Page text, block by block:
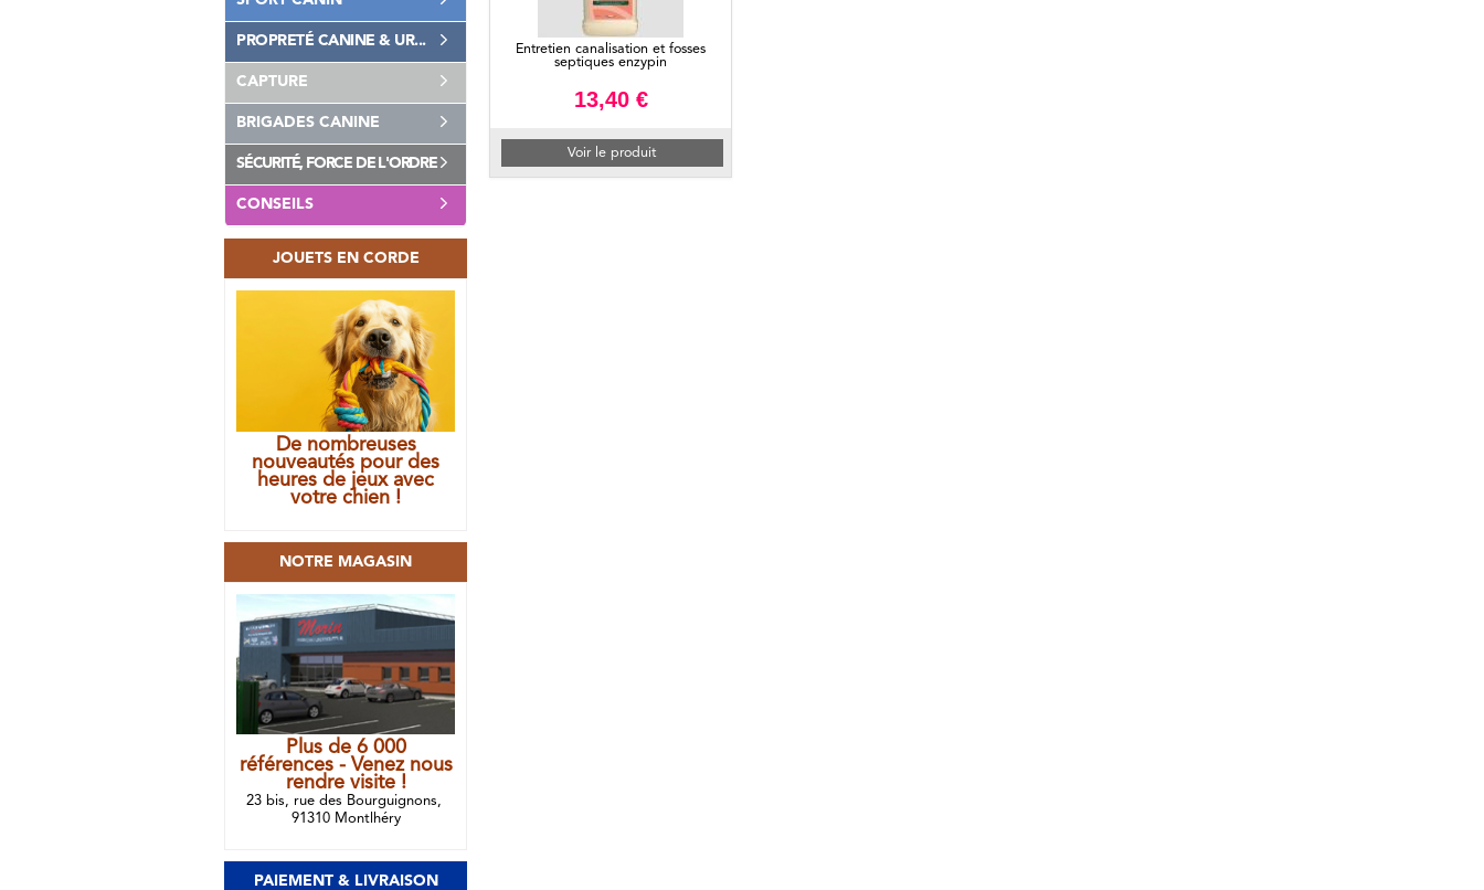
PROPRETÉ CANINE & UR...
CAPTURE
BRIGADES CANINE
SÉCURITÉ, FORCE DE L'ORDRE
CONSEILS
JOUETS EN CORDE
De nombreuses
nouveautés pour des
heures de jeux avec
votre chien !
NOTRE MAGASIN
Plus de 6 000
références - Venez nous
rendre visite !
23 bis, rue des Bourguignons,
91310 Montlhéry
PAIEMENT & LIVRAISON
Entretien canalisation et fosses
septiques enzypin
13,40 €
Voir le produit